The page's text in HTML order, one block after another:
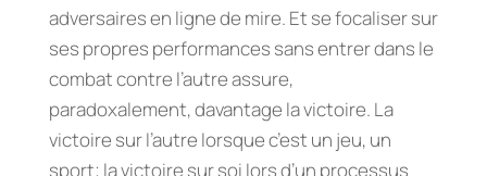
adversaires en ligne de mire. Et se focaliser sur
ses propres performances sans entrer dans le
combat contre l’autre assure,
paradoxalement, davantage la victoire. La
victoire sur l’autre lorsque c’est un jeu, un
sport; la victoire sur soi lors d’un processus